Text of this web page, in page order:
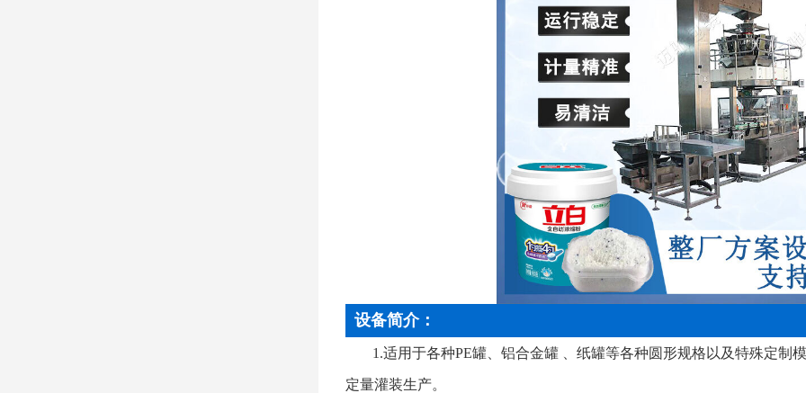
设备简介：
1.适用于各种PE罐、铝合金罐 、纸罐等各种圆形规格以及特殊定制
定量灌装生产。